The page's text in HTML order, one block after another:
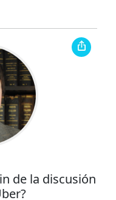
de la discusión